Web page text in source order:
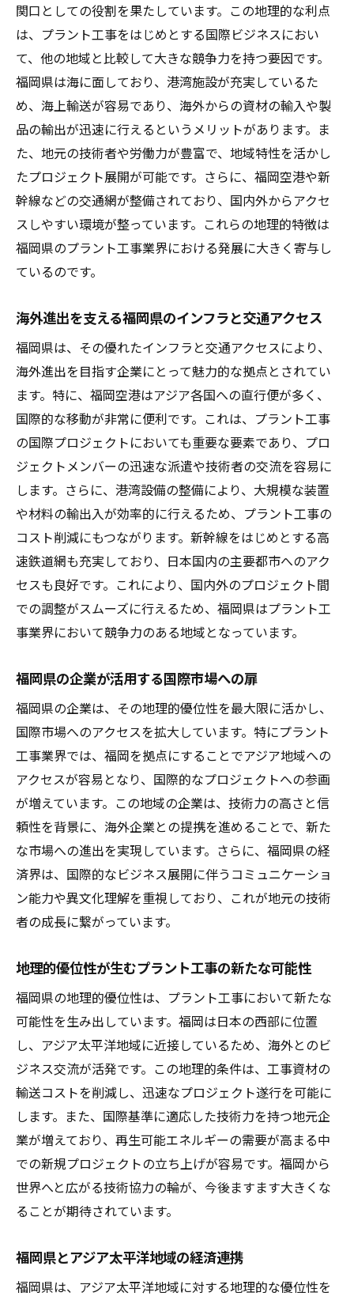
関口としての役割を果たしています。この地理的な利点
は、プラント工事をはじめとする国際ビジネスにおい
て、他の地域と比較して大きな競争力を持つ要因です。
福岡県は海に面しており、港湾施設が充実しているた
め、海上輸送が容易であり、海外からの資材の輸入や製
品の輸出が迅速に行えるというメリットがあります。ま
た、地元の技術者や労働力が豊富で、地域特性を活かし
たプロジェクト展開が可能です。さらに、福岡空港や新
幹線などの交通網が整備されており、国内外からアクセ
スしやすい環境が整っています。これらの地理的特徴は
福岡県のプラント工事業界における発展に大きく寄与し
ているのです。
海外進出を支える福岡県のインフラと交通アクセス
福岡県は、その優れたインフラと交通アクセスにより、
海外進出を目指す企業にとって魅力的な拠点とされてい
ます。特に、福岡空港はアジア各国への直行便が多く、
国際的な移動が非常に便利です。これは、プラント工事
の国際プロジェクトにおいても重要な要素であり、プロ
ジェクトメンバーの迅速な派遣や技術者の交流を容易に
します。さらに、港湾設備の整備により、大規模な装置
や材料の輸出入が効率的に行えるため、プラント工事の
コスト削減にもつながります。新幹線をはじめとする高
速鉄道網も充実しており、日本国内の主要都市へのアク
セスも良好です。これにより、国内外のプロジェクト間
での調整がスムーズに行えるため、福岡県はプラント工
事業界において競争力のある地域となっています。
福岡県の企業が活用する国際市場への扉
福岡県の企業は、その地理的優位性を最大限に活かし、
国際市場へのアクセスを拡大しています。特にプラント
工事業界では、福岡を拠点にすることでアジア地域への
アクセスが容易となり、国際的なプロジェクトへの参画
が増えています。この地域の企業は、技術力の高さと信
頼性を背景に、海外企業との提携を進めることで、新た
な市場への進出を実現しています。さらに、福岡県の経
済界は、国際的なビジネス展開に伴うコミュニケーショ
ン能力や異文化理解を重視しており、これが地元の技術
者の成長に繋がっています。
地理的優位性が生むプラント工事の新たな可能性
福岡県の地理的優位性は、プラント工事において新たな
可能性を生み出しています。福岡は日本の西部に位置
し、アジア太平洋地域に近接しているため、海外とのビ
ジネス交流が活発です。この地理的条件は、工事資材の
輸送コストを削減し、迅速なプロジェクト遂行を可能に
します。また、国際基準に適応した技術力を持つ地元企
業が増えており、再生可能エネルギーの需要が高まる中
での新規プロジェクトの立ち上げが容易です。福岡から
世界へと広がる技術協力の輪が、今後ますます大きくな
ることが期待されています。
福岡県とアジア太平洋地域の経済連携
福岡県は、アジア太平洋地域に対する地理的な優位性を